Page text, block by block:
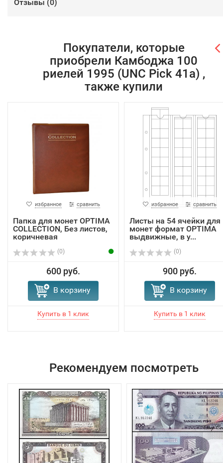
Отзывы (0)
Покупатели, которые
приобрели Камбоджа 100
риелей 1995 (UNC Pick 41а) ,
также купили
избранное сравнить
Папка для монет OPTIMA
COLLECTION, Без листов,
коричневая
(0)
600 руб.
В корзину
избранное сравнить
Листы на 54 ячейки для
монет формат OPTIMA
выдвижные, в у...
(0)
900 руб.
В корзину
Рекомендуем посмотреть